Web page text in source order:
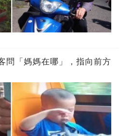
問「媽媽在哪」，指向前方